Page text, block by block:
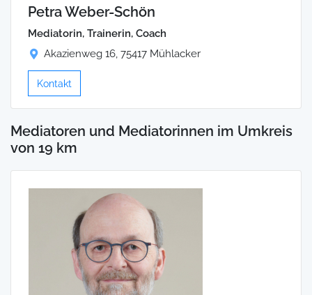
Petra Weber-Schön
Mediatorin, Trainerin, Coach
Akazienweg 16, 75417 Mühlacker
Kontakt
Mediatoren und Mediatorinnen im Umkreis
von 19 km